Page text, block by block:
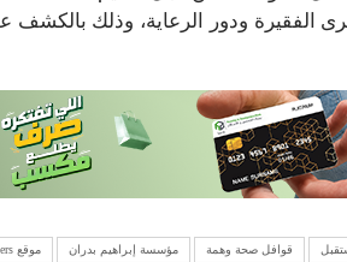
الفقيرة ودور الرعاية، وذلك بالكشف
قوافل صحة وهمة مؤسسة إبراهيم بدران موقع winners